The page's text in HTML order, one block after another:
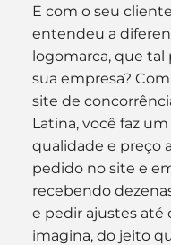
E com o seu
entendeu a
logomarca, que
sua empresa?
site de
Latina, você faz
qualidade e preço
pedido no site e
recebendo
e pedir ajustes até
imagina, do jeito